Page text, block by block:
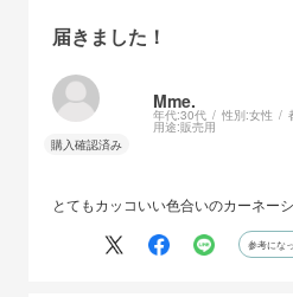
届きました！
Mme.
年代:30代 性別:女性
用途:販売用
とてもカッコいい色合いのカーネー
参考にな